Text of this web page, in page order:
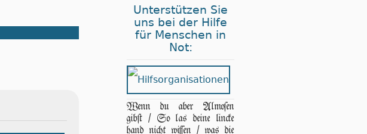
Unterstützen Sie
uns bei der Hilfe
für Menschen in
Not:
Wenn du aber Almoſen
gibſt / So las deine lincke
hand nicht wiſſen / was die